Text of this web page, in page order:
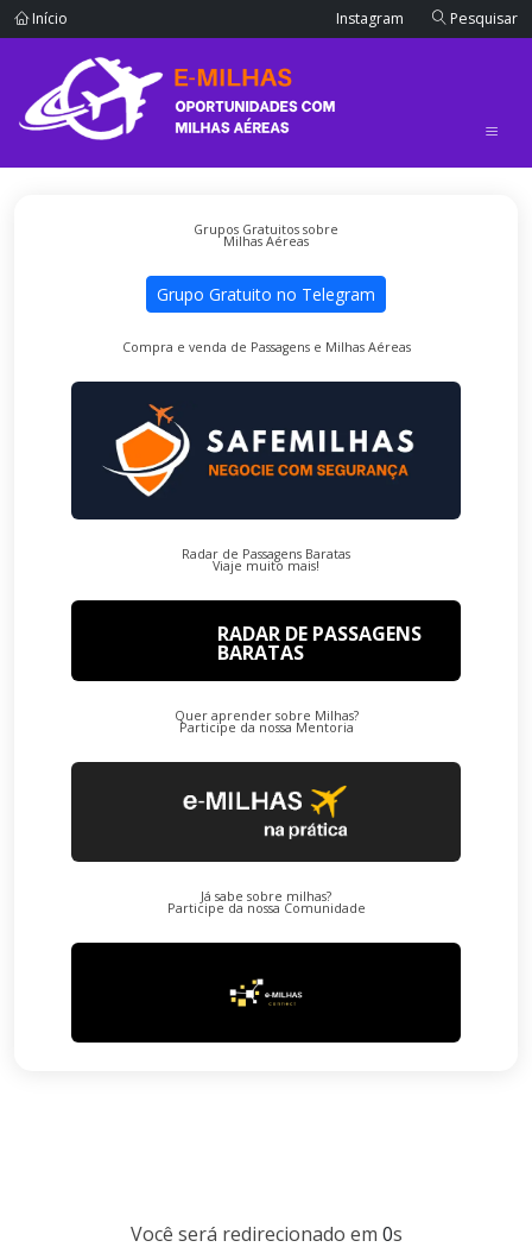
Início Instagram Pesquisar
Grupos Gratuitos sobre
Milhas Aéreas
Grupo Gratuito no Telegram
Compra e venda de Passagens e Milhas Aéreas
Radar de Passagens Baratas
Viaje muito mais!
RADAR DE PASSAGENS
BARATAS
Quer aprender sobre Milhas?
Participe da nossa Mentoria
Já sabe sobre milhas?
Participe da nossa Comunidade
Você será redirecionado em 0s